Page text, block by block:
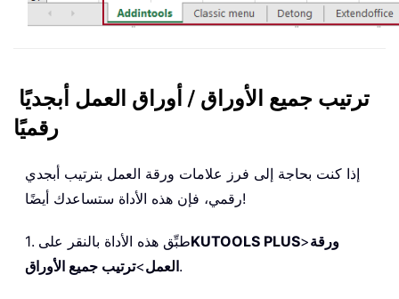
ترتيب جميع الأوراق / أوراق العمل أبجديًا
رقميًا
إذا كنت بحاجة إلى فرز علامات ورقة العمل بترتيب أبجدي
رقمي، فإن هذه الأداة ستساعدك أيضًا!
1. طبِّق هذه الأداة بالنقر علىKUTOOLS PLUS>ورقة
العمل>ترتيب جميع الأوراق .